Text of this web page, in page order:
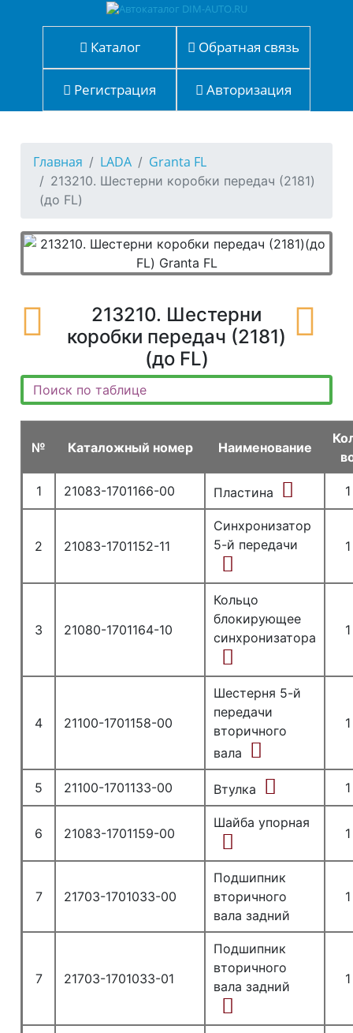
Каталог Обратная связь
Регистрация Авторизация
Главная LADA Granta FL
213210. Шестерни коробки передач (2181)
(до FL)
213210. Шестерни
коробки передач (2181)
(до FL)
№ Каталожный номер Наименование
1 21083-1701166-00 Пластина 1
2 21083-1701152-11
Синхронизатор
5-й передачи
1
3 21080-1701164-10
Кольцо
блокирующее
синхронизатора
1
4 21100-1701158-00
Шестерня 5-й
передачи
вторичного
вала
1
5 21100-1701133-00 Втулка 1
6 21083-1701159-00
Шайба упорная
1
7 21703-1701033-00
Подшипник
вторичного
вала задний
1
7 21703-1701033-01
Подшипник
вторичного
вала задний
1